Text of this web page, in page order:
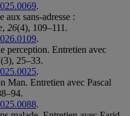
.
sans-adresse :
, 26(4), 109–111.
.
perception. Entretien avec
(3), 25–33.
.
Man. Entretien avec Pascal
.